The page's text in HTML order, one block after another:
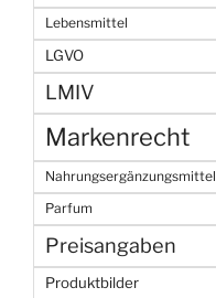
Lebensmittel
LGVO
LMIV
Markenrecht
Nahrungsergänzungsmittel
Parfum
Preisangaben
Produktbilder